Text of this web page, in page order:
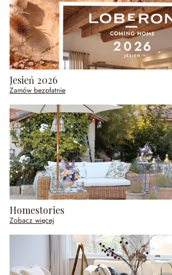
Jesień 2026
Zamów bezpłatnie
Homestories
Zobacz więcej